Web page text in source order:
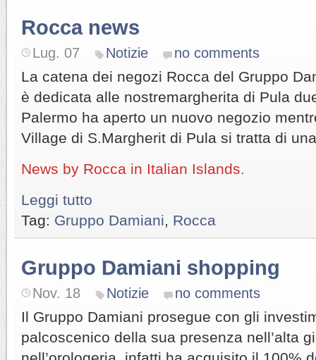
Rocca news
Lug. 07 Notizie no comments
La catena dei negozi Rocca del Gruppo
è dedicata alle nostremargherita di Pula
Palermo ha aperto un nuovo negozio
Village di S.Margherit di Pula si tratta di
News by Rocca in Italian Islands.
Leggi tutto
Tag: Gruppo Damiani Rocca
Gruppo Damiani shopping
Nov. 18 Notizie no comments
Il Gruppo Damiani prosegue con gli
palcoscenico della sua presenza nell’alta